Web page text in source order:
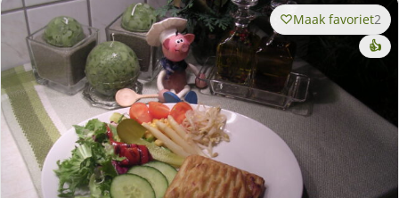
Maak favoriet2
👍